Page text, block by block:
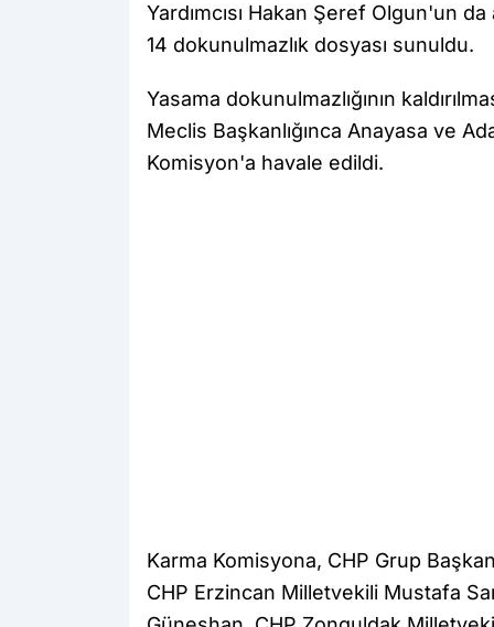
Yardımcısı Hakan Şeref Olgun'un
14 dokunulmazlık dosyası sunuldu.
Yasama dokunulmazlığının
Meclis Başkanlığınca Anayasa ve
Komisyon'a havale edildi.
Karma Komisyona, CHP Grup
CHP Erzincan Milletvekili Mustafa